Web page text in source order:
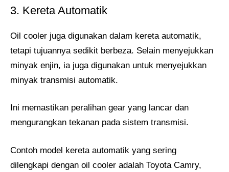
3. Kereta Automatik
Oil cooler juga digunakan dalam kereta automatik,
tetapi tujuannya sedikit berbeza. Selain menyejukkan
minyak enjin, ia juga digunakan untuk menyejukkan
minyak transmisi automatik.
Ini memastikan peralihan gear yang lancar dan
mengurangkan tekanan pada sistem transmisi.
Contoh model kereta automatik yang sering
dilengkapi dengan oil cooler adalah Toyota Camry,